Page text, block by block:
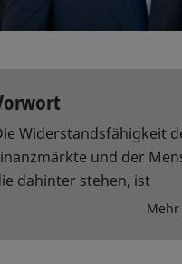
Widerstandsfähigkeit
und der
dahinter stehen, ist
bemerkenswert. Die